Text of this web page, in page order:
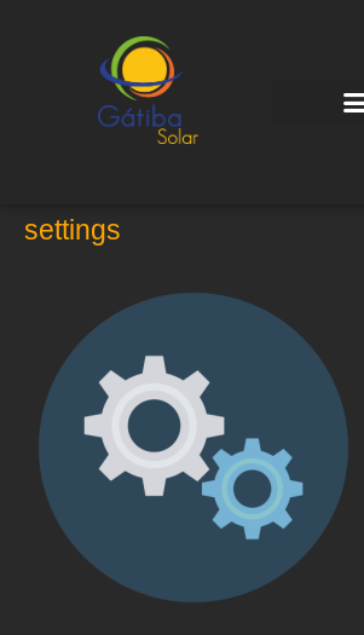
settings